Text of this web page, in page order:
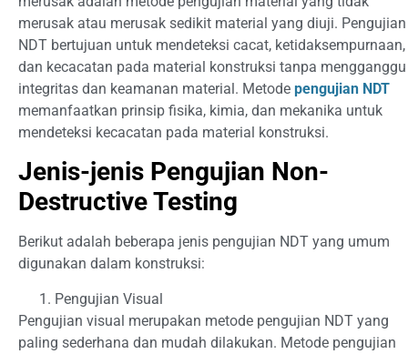
merusak atau merusak sedikit material yang diuji. Pengujian
NDT bertujuan untuk mendeteksi cacat, ketidaksempurnaan,
dan kecacatan pada material konstruksi tanpa mengganggu
integritas dan keamanan material. Metode pengujian NDT
memanfaatkan prinsip fisika, kimia, dan mekanika untuk
mendeteksi kecacatan pada material konstruksi.
Jenis-jenis Pengujian Non-
Destructive Testing
Berikut adalah beberapa jenis pengujian NDT yang umum
digunakan dalam konstruksi:
Pengujian Visual
Pengujian visual merupakan metode pengujian NDT yang
paling sederhana dan mudah dilakukan. Metode pengujian